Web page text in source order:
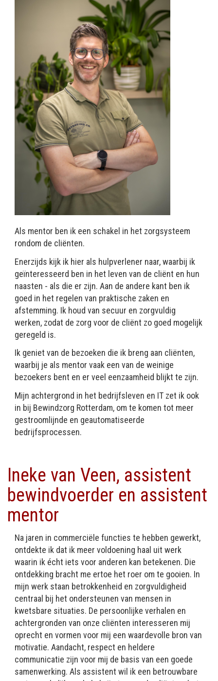
Als mentor ben ik een schakel in het zorgsysteem
rondom de cliënten.
Enerzijds kijk ik hier als hulpverlener naar, waarbij ik
geïnteresseerd ben in het leven van de cliënt en hun
naasten - als die er zijn. Aan de andere kant ben ik
goed in het regelen van praktische zaken en
afstemming. Ik houd van secuur en zorgvuldig
werken, zodat de zorg voor de cliënt zo goed mogelijk
geregeld is.
Ik geniet van de bezoeken die ik breng aan cliënten,
waarbij je als mentor vaak een van de weinige
bezoekers bent en er veel eenzaamheid blijkt te zijn.
Mijn achtergrond in het bedrijfsleven en IT zet ik ook
in bij Bewindzorg Rotterdam, om te komen tot meer
gestroomlijnde en geautomatiseerde
bedrijfsprocessen.
Ineke van Veen, assistent
bewindvoerder en assistent
mentor
Na jaren in commerciële functies te hebben gewerkt,
ontdekte ik dat ik meer voldoening haal uit werk
waarin ik écht iets voor anderen kan betekenen. Die
ontdekking bracht me ertoe het roer om te gooien. In
mijn werk staan betrokkenheid en zorgvuldigheid
centraal bij het ondersteunen van mensen in
kwetsbare situaties. De persoonlijke verhalen en
achtergronden van onze cliënten interesseren mij
oprecht en vormen voor mij een waardevolle bron van
motivatie. Aandacht, respect en heldere
communicatie zijn voor mij de basis van een goede
samenwerking. Als assistent wil ik een betrouwbare